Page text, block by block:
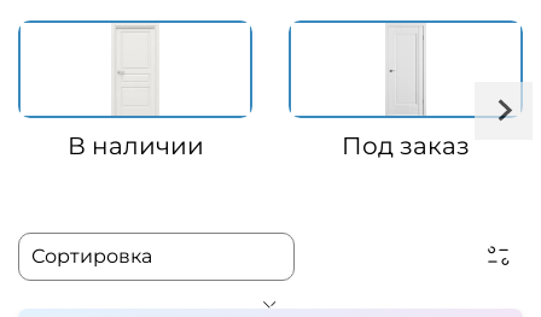
В наличии Под заказ